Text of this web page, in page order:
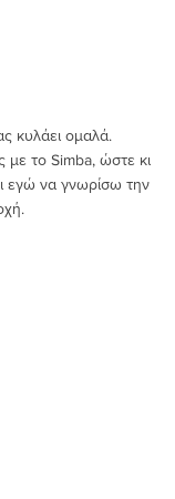
κυλάει ομαλά.
με το Simba, ώστε κι
εγώ να γνωρίσω την